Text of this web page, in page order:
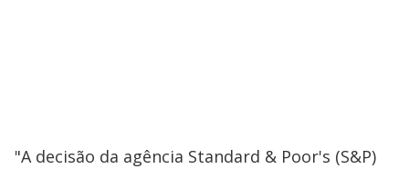
"A decisão da agência Standard & Poor's (S&P)